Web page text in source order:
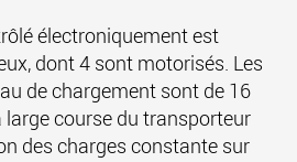
électroniquement est
dont 4 sont motorisés. Les
de chargement sont de 16
course du transporteur
des charges constante sur